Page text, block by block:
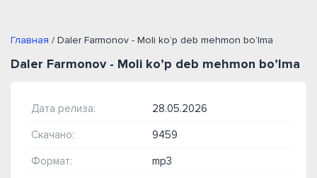
Главная / Daler Farmonov - Moli ko’p deb mehmon bo’lma
Daler Farmonov - Moli ko’p deb mehmon bo’lma
Дата релиза: 28.05.2026
Скачано: 9459
Формат: mp3